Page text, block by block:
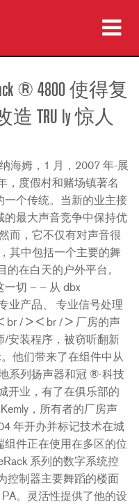
® 4800 使得复
TRU ly 惊人
海姆，1 月，2007 年-展
，度假村和赌场镇著名
一个传统。当新的业主接
的最大声音竞争中保持优
而，它不仅有对声音很
其中包括一个主要的舞
的在白天的户外平台。
一切 — — 从 dbx
业产品、 专业信号处理
br / > < br / > 厂房的声
/安装程序，被窃听翻新
他们带来了在组件中从
系列扬声器和冠 ®-科技
开业，有了在俱乐部的
，所有者的厂房声
年开办并标记技术在城
件正在使用在多区的位
系列的数字系统控
控制器主要舞蹈的楼面
。灵活性提供了他的设